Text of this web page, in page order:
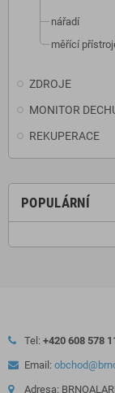
nářadí
měřící
ZDROJE
MONITOR
REKUPERACE
POPULÁRNÍ
Tel: +420 608 578
Email:
Adresa: